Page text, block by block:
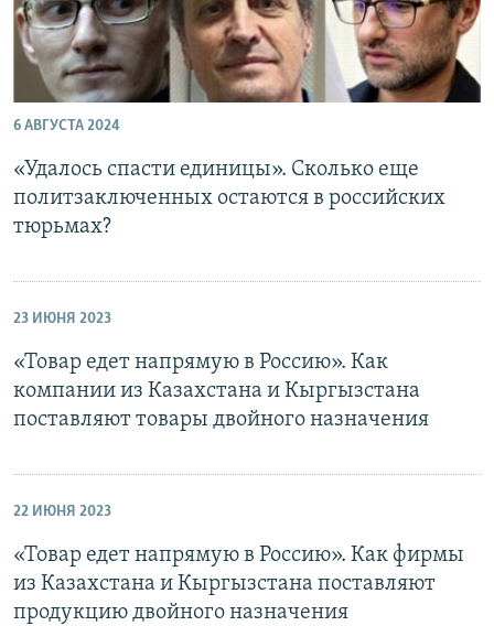
6 АВГУСТА 2024
«Удалось спасти единицы». Сколько еще
политзаключенных остаются в российских
тюрьмах?
23 ИЮНЯ 2023
«Товар едет напрямую в Россию». Как
компании из Казахстана и Кыргызстана
поставляют товары двойного назначения
22 ИЮНЯ 2023
«Товар едет напрямую в Россию». Как фирмы
из Казахстана и Кыргызстана поставляют
продукцию двойного назначения